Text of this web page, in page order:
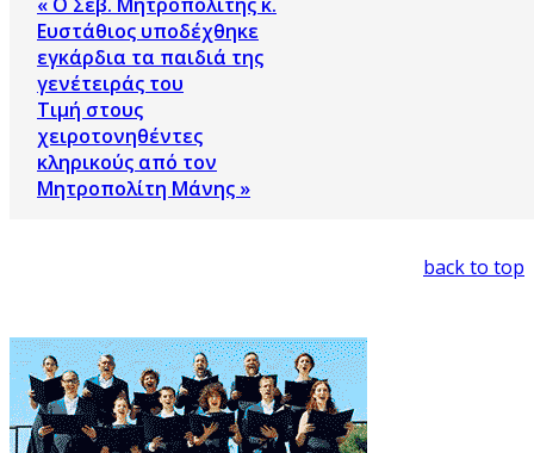
Ευστάθιος υποδέχθηκε
εγκάρδια τα παιδιά της
γενέτειράς του
Τιμή στους
χειροτονηθέντες
κληρικούς από τον
Μητροπολίτη Μάνης »
back to top